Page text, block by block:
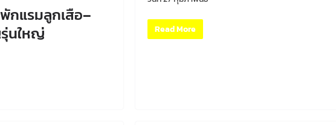
กแรมลูกเสือ–
นใหญ่
Read More